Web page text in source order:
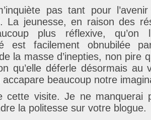
pas tant pour
La jeunesse, en raison des
plus réflexive, qu’on
est facilement obnubilée
la masse d’inepties, non pire
qu’elle déferle désormais
beaucoup notre
cette visite. Je ne manquerai
la politesse sur votre blogue.